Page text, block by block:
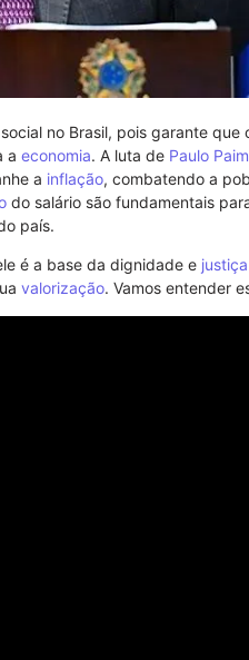
social no Brasil, pois garante que
a economia. A luta de Paulo Paim
a inflação, combatendo a
do salário são fundamentais
país.
é a base da dignidade e justiça
valorização. Vamos entender